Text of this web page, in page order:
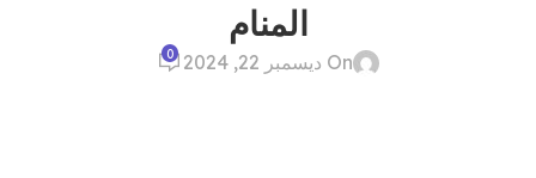
المنام
On ديسمبر 22, 2024 0